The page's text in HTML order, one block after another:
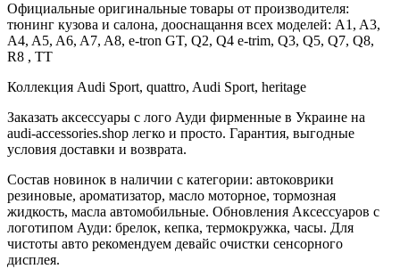
Официальные оригинальные товары от производителя:
тюнинг кузова и салона, дооснащання всех моделей: A1, A3,
A4, A5, A6, A7, A8, e-tron GT, Q2, Q4 e-trim, Q3, Q5, Q7, Q8,
R8 , TT
Коллекция Audi Sport, quattro, Audi Sport, heritage
Заказать аксессуары с лого Ауди фирменные в Украине на
audi-accessories.shop легко и просто. Гарантия, выгодные
условия доставки и возврата.
Состав новинок в наличии с категории: автоковрики
резиновые, ароматизатор, масло моторное, тормозная
жидкость, масла автомобильные. Обновления Аксессуаров с
логотипом Ауди: брелок, кепка, термокружка, часы. Для
чистоты авто рекомендуем девайс очистки сенсорного
дисплея.